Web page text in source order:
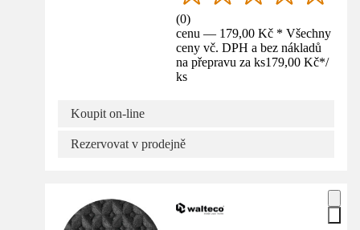
(0)
cenu — 179,00 Kč * Všechny
ceny vč. DPH a bez nákladů
na přepravu za ks179,00 Kč*/
ks
Koupit on-line
Rezervovat v prodejně